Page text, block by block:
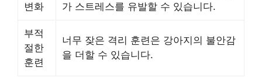
변화
가 스트레스를 유발할 수 있습니다.
부적
절한
훈련
너무 잦은 격리 훈련은 강아지의 불안감
을 더할 수 있습니다.